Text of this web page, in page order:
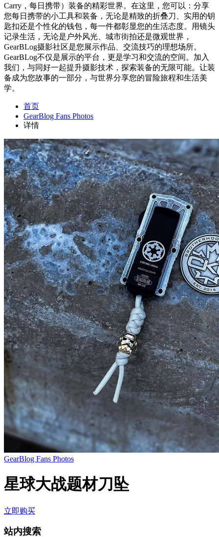
Carry，每日携带）装备的精彩世界。在这里，您可以：分享
您每日携带的小工具和装备，无论是精致的折叠刀、实用的钥
匙扣还是个性化的钱包，每一件都彰显您的生活态度。用镜头
记录生活，无论是户外风光、城市街拍还是微观世界，
GearBLog摄影社区是您展示作品、交流技巧的理想场所。
GearBLog不仅是展示的平台，更是学习和交流的空间。加入
我们，与同好一起提升摄影技术，探索装备的无限可能。让装
备成为您故事的一部分，与世界分享您的冒险旅程和生活美
学。
首页
GearBlog Fans Photos
详情
GearBlog Fans Photos
星球大战题材刀坠
立即购买
站内搜索